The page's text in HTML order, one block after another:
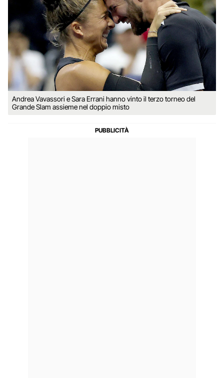
Andrea Vavassori e Sara Errani hanno vinto il terzo torneo del
Grande Slam assieme nel doppio misto